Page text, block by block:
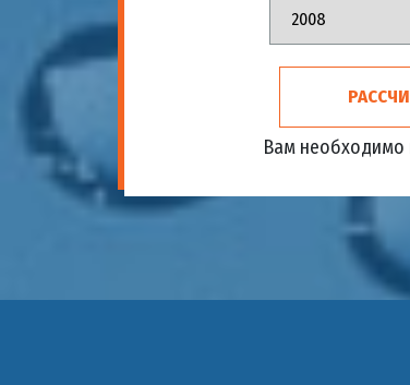
Вам необходимо